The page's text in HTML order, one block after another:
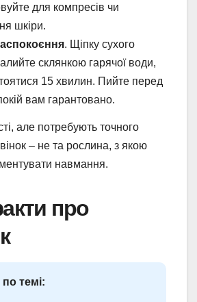
для компресів чи
шкіри.
. Щіпку сухого
склянкою гарячої води,
15 хвилин. Пийте перед
вам гарантовано.
але потребують точного
– не та рослина, з якою
навмання.
про
по темі: